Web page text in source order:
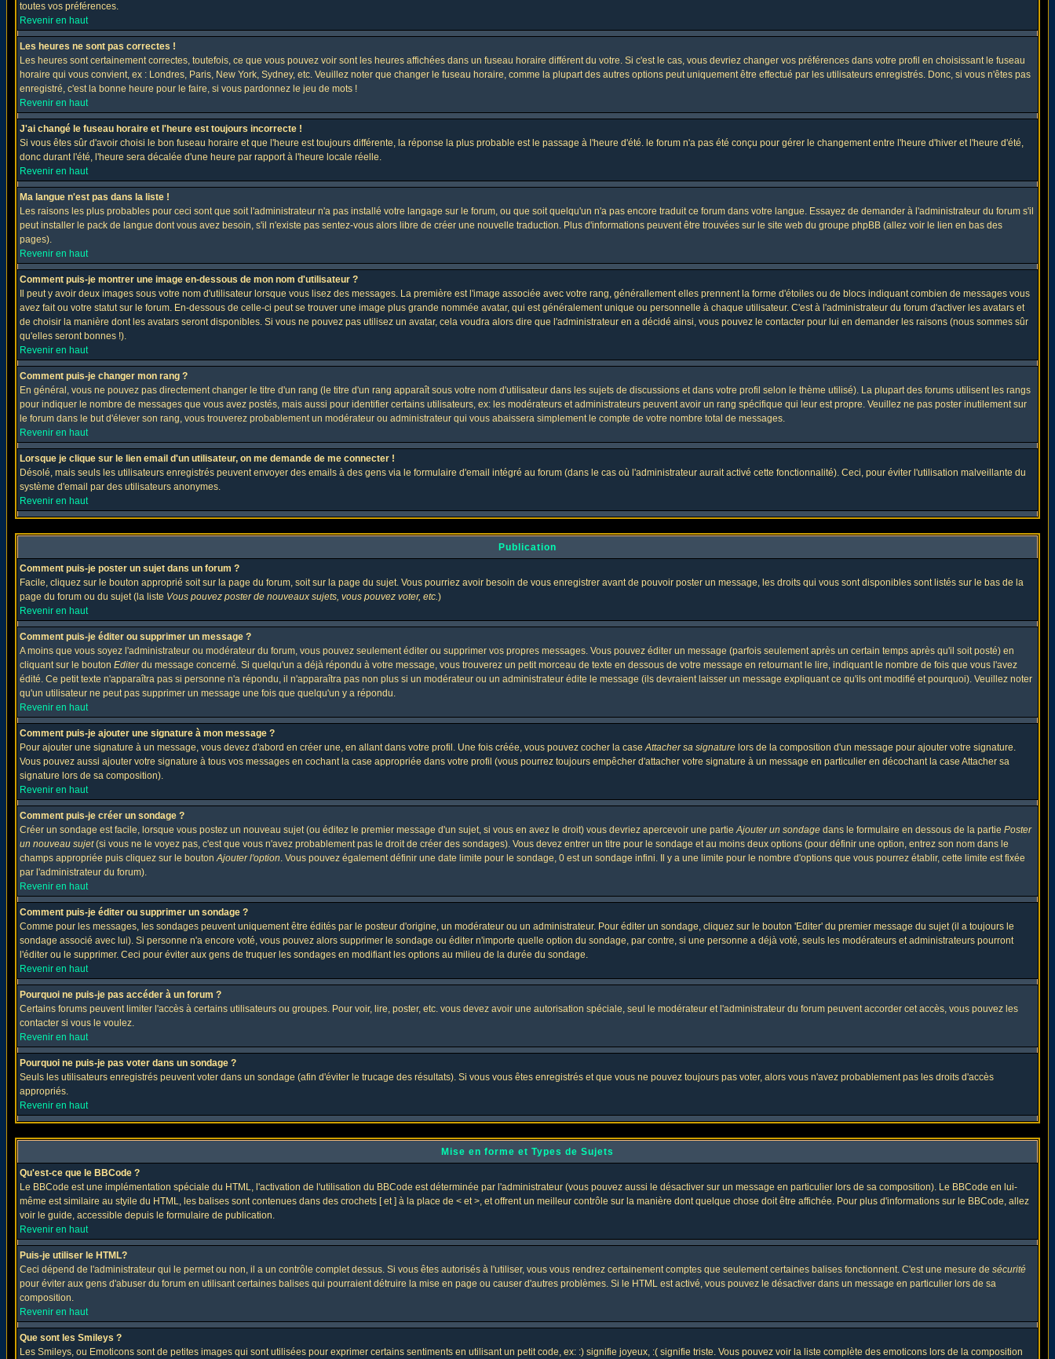
toutes vos préférences.
Revenir en haut
Les heures ne sont pas correctes !
Les heures sont certainement correctes, toutefois, ce que vous pouvez voir sont les heures affichées dans un fuseau horaire différent du votre. Si c'est le cas, vous devriez changer vos préférences dans votre profil en choisissant le fuseau
horaire qui vous convient, ex : Londres, Paris, New York, Sydney, etc. Veuillez noter que changer le fuseau horaire, comme la plupart des autres options peut uniquement être effectué par les utilisateurs enregistrés. Donc, si vous n'êtes pas
enregistré, c'est la bonne heure pour le faire, si vous pardonnez le jeu de mots !
Revenir en haut
J'ai changé le fuseau horaire et l'heure est toujours incorrecte !
Si vous êtes sûr d'avoir choisi le bon fuseau horaire et que l'heure est toujours différente, la réponse la plus probable est le passage à l'heure d'été. le forum n'a pas été conçu pour gérer le changement entre l'heure d'hiver et l'heure d'été,
donc durant l'été, l'heure sera décalée d'une heure par rapport à l'heure locale réelle.
Revenir en haut
Ma langue n'est pas dans la liste !
Les raisons les plus probables pour ceci sont que soit l'administrateur n'a pas installé votre langage sur le forum, ou que soit quelqu'un n'a pas encore traduit ce forum dans votre langue. Essayez de demander à l'administrateur du forum s'il
peut installer le pack de langue dont vous avez besoin, s'il n'existe pas sentez-vous alors libre de créer une nouvelle traduction. Plus d'informations peuvent être trouvées sur le site web du groupe phpBB (allez voir le lien en bas des
pages).
Revenir en haut
Comment puis-je montrer une image en-dessous de mon nom d'utilisateur ?
Il peut y avoir deux images sous votre nom d'utilisateur lorsque vous lisez des messages. La première est l'image associée avec votre rang, générallement elles prennent la forme d'étoiles ou de blocs indiquant combien de messages vous
avez fait ou votre statut sur le forum. En-dessous de celle-ci peut se trouver une image plus grande nommée avatar, qui est généralement unique ou personnelle à chaque utilisateur. C'est à l'administrateur du forum d'activer les avatars et
de choisir la manière dont les avatars seront disponibles. Si vous ne pouvez pas utilisez un avatar, cela voudra alors dire que l'administrateur en a décidé ainsi, vous pouvez le contacter pour lui en demander les raisons (nous sommes sûr
qu'elles seront bonnes !).
Revenir en haut
Comment puis-je changer mon rang ?
En général, vous ne pouvez pas directement changer le titre d'un rang (le titre d'un rang apparaît sous votre nom d'utilisateur dans les sujets de discussions et dans votre profil selon le thème utilisé). La plupart des forums utilisent les rangs
pour indiquer le nombre de messages que vous avez postés, mais aussi pour identifier certains utilisateurs, ex: les modérateurs et administrateurs peuvent avoir un rang spécifique qui leur est propre. Veuillez ne pas poster inutilement sur
le forum dans le but d'élever son rang, vous trouverez probablement un modérateur ou administrateur qui vous abaissera simplement le compte de votre nombre total de messages.
Revenir en haut
Lorsque je clique sur le lien email d'un utilisateur, on me demande de me connecter !
Désolé, mais seuls les utilisateurs enregistrés peuvent envoyer des emails à des gens via le formulaire d'email intégré au forum (dans le cas où l'administrateur aurait activé cette fonctionnalité). Ceci, pour éviter l'utilisation malveillante du
système d'email par des utilisateurs anonymes.
Revenir en haut
Publication
Comment puis-je poster un sujet dans un forum ?
Facile, cliquez sur le bouton approprié soit sur la page du forum, soit sur la page du sujet. Vous pourriez avoir besoin de vous enregistrer avant de pouvoir poster un message, les droits qui vous sont disponibles sont listés sur le bas de la
page du forum ou du sujet (la liste Vous pouvez poster de nouveaux sujets, vous pouvez voter, etc.)
Revenir en haut
Comment puis-je éditer ou supprimer un message ?
A moins que vous soyez l'administrateur ou modérateur du forum, vous pouvez seulement éditer ou supprimer vos propres messages. Vous pouvez éditer un message (parfois seulement après un certain temps après qu'il soit posté) en
cliquant sur le bouton Editerdu message concerné. Si quelqu'un a déjà répondu à votre message, vous trouverez un petit morceau de texte en dessous de votre message en retournant le lire, indiquant le nombre de fois que vous l'avez
édité. Ce petit texte n'apparaîtra pas si personne n'a répondu, il n'apparaîtra pas non plus si un modérateur ou un administrateur édite le message (ils devraient laisser un message expliquant ce qu'ils ont modifié et pourquoi). Veuillez noter
qu'un utilisateur ne peut pas supprimer un message une fois que quelqu'un y a répondu.
Revenir en haut
Comment puis-je ajouter une signature à mon message ?
Pour ajouter une signature à un message, vous devez d'abord en créer une, en allant dans votre profil. Une fois créée, vous pouvez cocher la caseAttacher sa signature lors de la composition d'un message pour ajouter votre signature.
Vous pouvez aussi ajouter votre signature à tous vos messages en cochant la case appropriée dans votre profil (vous pourrez toujours empêcher d'attacher votre signature à un message en particulier en décochant la case Attacher sa
signature lors de sa composition).
Revenir en haut
Comment puis-je créer un sondage ?
Créer un sondage est facile, lorsque vous postez un nouveau sujet (ou éditez le premier message d'un sujet, si vous en avez le droit) vous devriez apercevoir une partieAjouter un sondage dans le formulaire en dessous de la partie Poster
un nouveau sujet(si vous ne le voyez pas, c'est que vous n'avez probablement pas le droit de créer des sondages). Vous devez entrer un titre pour le sondage et au moins deux options (pour définir une option, entrez son nom dans le
champs appropriée puis cliquez sur le boutonAjouter l'option. Vous pouvez également définir une date limite pour le sondage, 0 est un sondage infini. Il y a une limite pour le nombre d'options que vous pourrez établir, cette limite est fixée
par l'administrateur du forum).
Revenir en haut
Comment puis-je éditer ou supprimer un sondage ?
Comme pour les messages, les sondages peuvent uniquement être édités par le posteur d'origine, un modérateur ou un administrateur. Pour éditer un sondage, cliquez sur le bouton 'Editer' du premier message du sujet (il a toujours le
sondage associé avec lui). Si personne n'a encore voté, vous pouvez alors supprimer le sondage ou éditer n'importe quelle option du sondage, par contre, si une personne a déjà voté, seuls les modérateurs et administrateurs pourront
l'éditer ou le supprimer. Ceci pour éviter aux gens de truquer les sondages en modifiant les options au milieu de la durée du sondage.
Revenir en haut
Pourquoi ne puis-je pas accéder à un forum ?
Certains forums peuvent limiter l'accès à certains utilisateurs ou groupes. Pour voir, lire, poster, etc. vous devez avoir une autorisation spéciale, seul le modérateur et l'administrateur du forum peuvent accorder cet accès, vous pouvez les
contacter si vous le voulez.
Revenir en haut
Pourquoi ne puis-je pas voter dans un sondage ?
Seuls les utilisateurs enregistrés peuvent voter dans un sondage (afin d'éviter le trucage des résultats). Si vous vous êtes enregistrés et que vous ne pouvez toujours pas voter, alors vous n'avez probablement pas les droits d'accès
appropriés.
Revenir en haut
Mise en forme et Types de Sujets
Qu'est-ce que le BBCode ?
Le BBCode est une implémentation spéciale du HTML, l'activation de l'utilisation du BBCode est déterminée par l'administrateur (vous pouvez aussi le désactiver sur un message en particulier lors de sa composition). Le BBCode en lui-
même est similaire au styile du HTML, les balises sont contenues dans des crochets [ et ] à la place de < et >, et offrent un meilleur contrôle sur la manière dont quelque chose doit être affichée. Pour plus d'informations sur le BBCode, allez
voir le guide, accessible depuis le formulaire de publication.
Revenir en haut
Puis-je utiliser le HTML?
Ceci dépend de l'administrateur qui le permet ou non, il a un contrôle complet dessus. Si vous êtes autorisés à l'utiliser, vous vous rendrez certainement comptes que seulement certaines balises fonctionnent. C'est une mesure de sécurité
pour éviter aux gens d'abuser du forum en utilisant certaines balises qui pourraient détruire la mise en page ou causer d'autres problèmes. Si le HTML est activé, vous pouvez le désactiver dans un message en particulier lors de sa
composition.
Revenir en haut
Que sont les Smileys ?
Les Smileys, ou Emoticons sont de petites images qui sont utilisées pour exprimer certains sentiments en utilisant un petit code, ex: :) signifie joyeux, :( signifie triste. Vous pouvez voir la liste complète des emoticons lors de la composition